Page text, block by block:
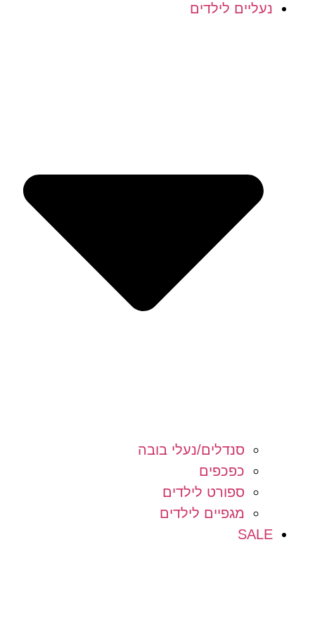
נעליים לילדים
סנדלים/נעלי בובה
כפכפים
ספורט לילדים
מגפיים לילדים
SALE